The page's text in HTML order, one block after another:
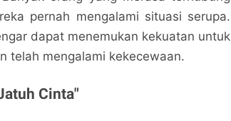
pernah mengalami situasi serupa.
dapat menemukan kekuatan untuk
telah mengalami kekecewaan.
Cinta"